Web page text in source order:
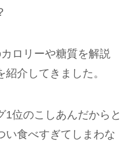
ロリーや糖質を解説
介してきました。
1位のこしあんだからと
い食べすぎてしまわな